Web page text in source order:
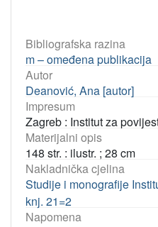
Bibliografska razina
m – omeđena publikacija
Autor
Deanović, Ana [autor]
Impresum
Zagreb : Institut za
Materijalni opis
148 str. : ilustr. ; 28 cm
Nakladnička cjelina
Studije i monografije
knj. 21=2
Napomena